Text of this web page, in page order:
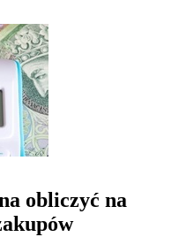
obliczyć na